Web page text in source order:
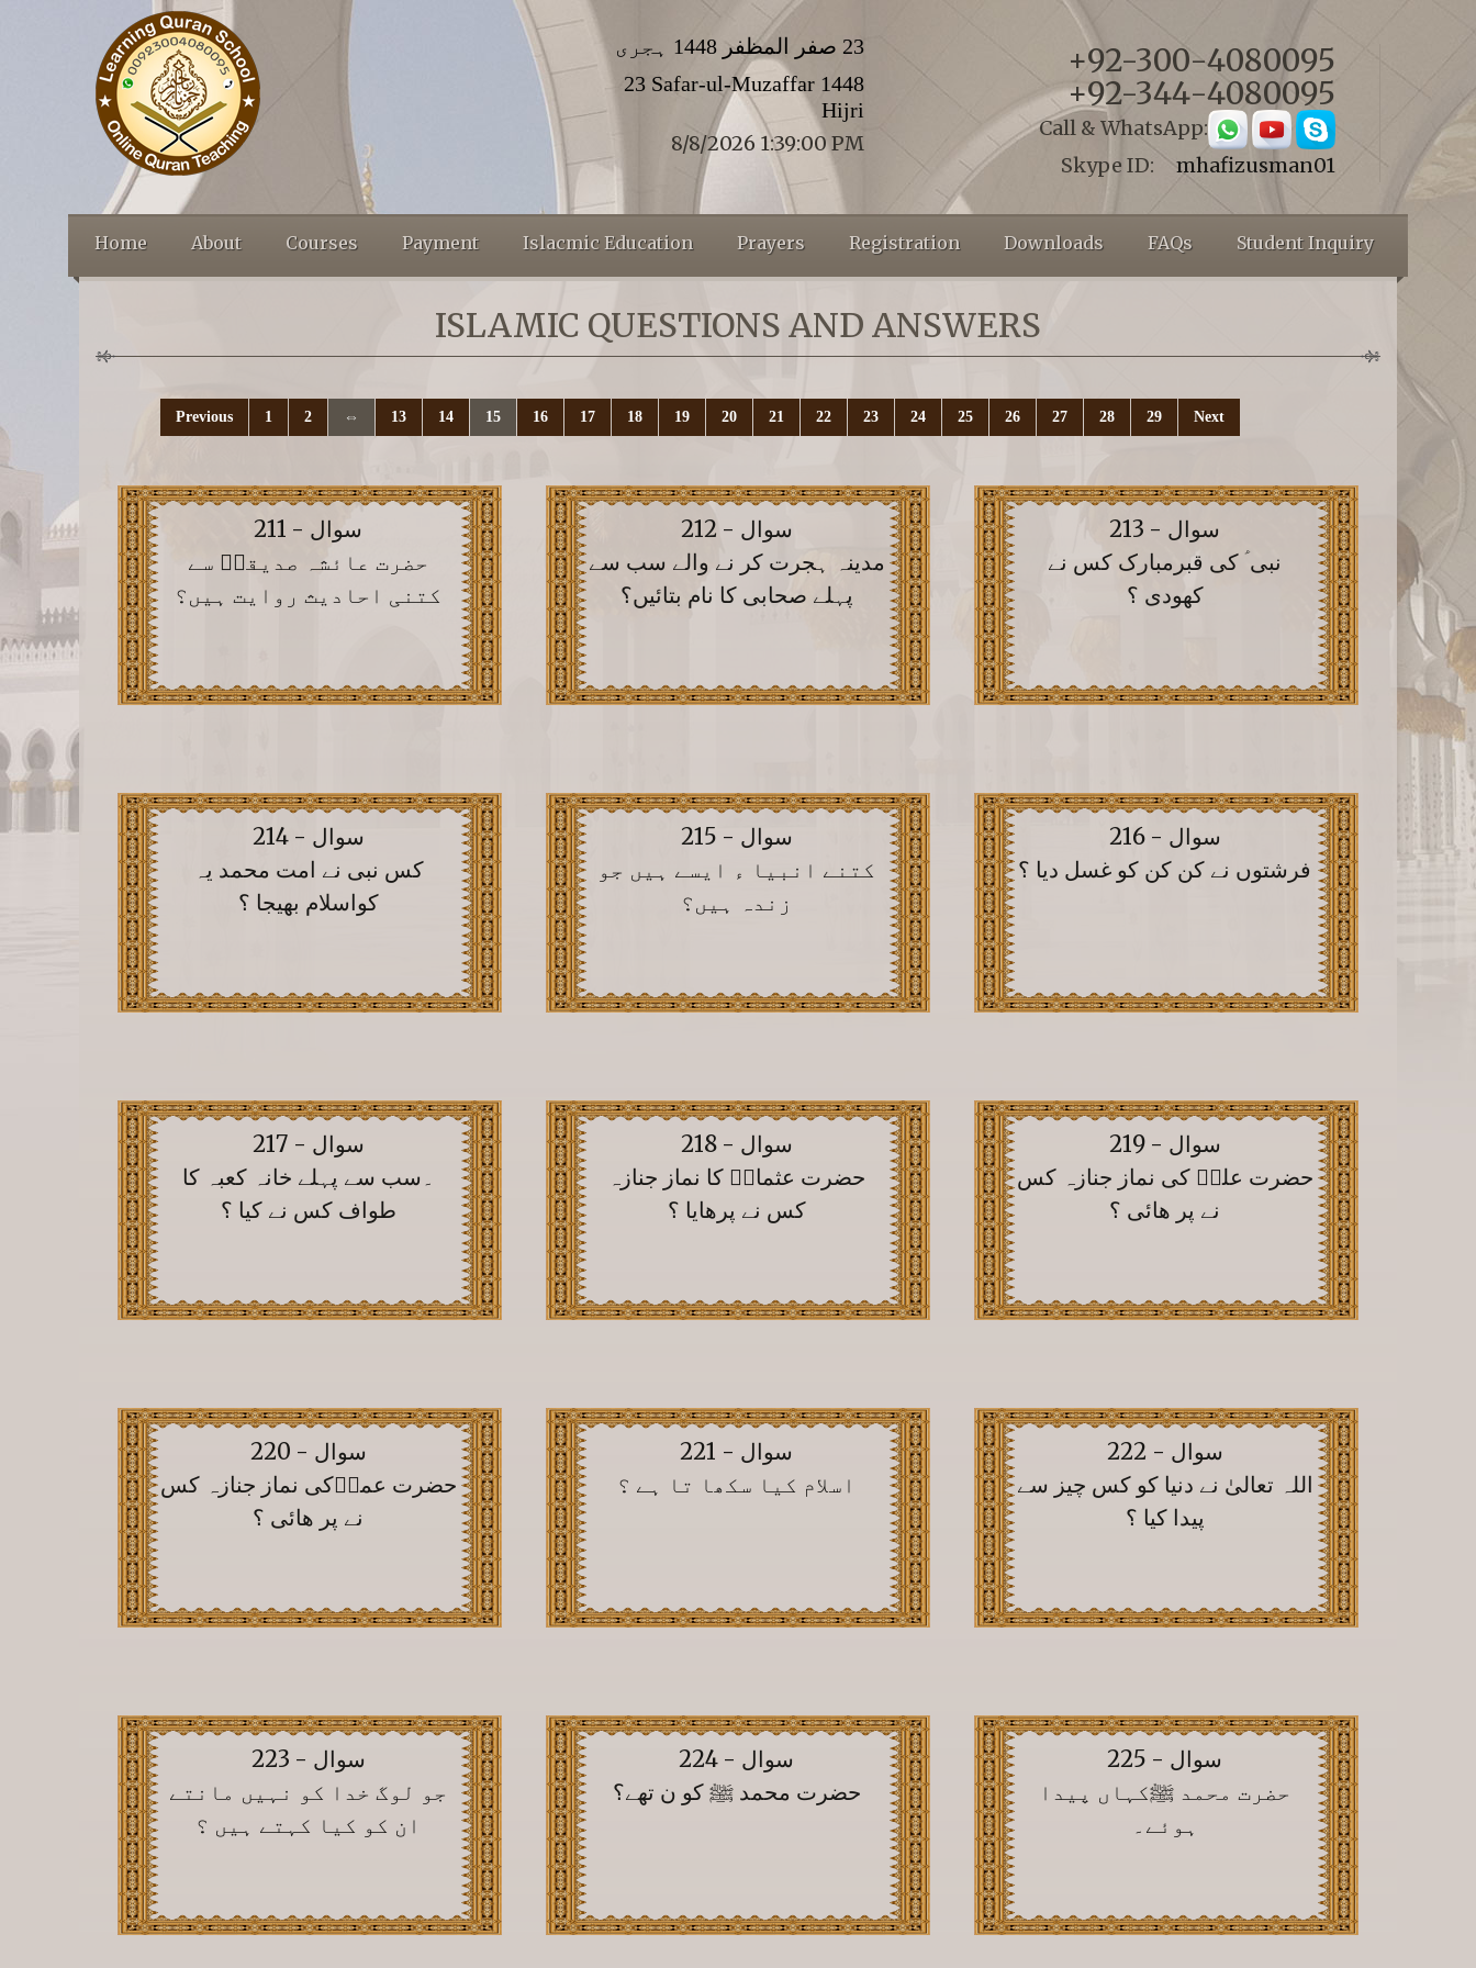
23 صفر المظفر 1448 ہجری
23 Safar-ul-Muzaffar 1448
Hijri
8/8/2026 1:39:01 PM
+92-300-4080095
+92-344-4080095
Call & WhatsApp:
Skype ID:mhafizusman01
Home About Courses Payment Islacmic Education Prayers Registration Downloads FAQs Student Inquiry
ISLAMIC QUESTIONS AND ANSWERS
Previous 1 2 ⇔ 13 14 15 16 17 18 19 20 21 22 23 24 25 26 27 28 29 Next
سوال - 211
حضرت عائشہ صدیقہؓ سے
کتنی احادیث روایت ہیں؟
سوال - 212
مدینہ ہجرت کر نے والے سب سے
پہلے صحابی کا نام بتائیں؟
سوال - 213
نبی ؑ کی قبرمبارک کس نے
کھودی ؟
سوال - 214
کس نبی نے امت محمد یہ
کواسلام بھیجا ؟
سوال - 215
کتنے انبیا ء ایسے ہیں جو
زندہ ہیں؟
سوال - 216
فرشتوں نے کن کن کو غسل دیا ؟
سوال - 217
۔سب سے پہلے خانہ کعبہ کا
طواف کس نے کیا ؟
سوال - 218
حضرت عثمانؓ کا نماز جنازہ
کس نے پرھایا ؟
سوال - 219
حضرت علیؓ کی نماز جنازہ کس
نے پر ھائی ؟
سوال - 220
حضرت عمرؓکی نماز جنازہ کس
نے پر ھائی ؟
سوال - 221
اسلام کیا سکھا تا ہے ؟
سوال - 222
اللہ تعالیٰ نے دنیا کو کس چیز سے
پیدا کیا ؟
سوال - 223
جو لوگ خدا کو نہیں مانتے
ان کو کیا کہتے ہیں ؟
سوال - 224
حضرت محمد ﷺ کو ن تھے؟
سوال - 225
حضرت محمد ﷺکہاں پیدا
ہوئے۔